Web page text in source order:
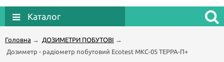
Каталог
Головна → ДОЗИМЕТРИ ПОБУТОВІ →
Дозиметр - радіометр побутовий Ecotest МКС-05 TEPPA-П+